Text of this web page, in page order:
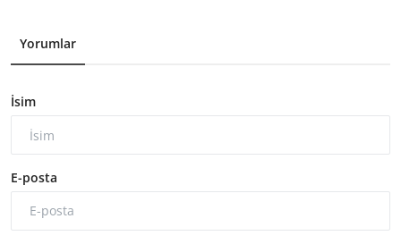
Yorumlar
İsim
E-posta